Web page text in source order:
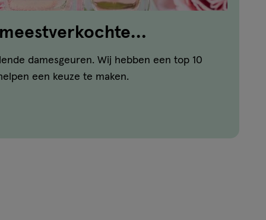
damesgeuren. Wij hebben een top 10
een keuze te maken.